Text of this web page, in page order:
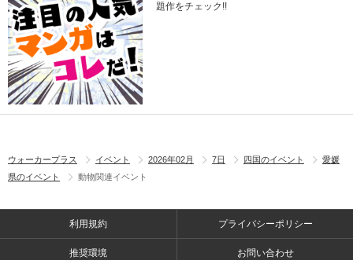
題作をチェック!!
ウォーカープラス イベント 2026年02月 7日 四国のイベント
愛媛
県のイベント
動物関連イベント
利用規約 プライバシーポリシー
推奨環境 お問い合わせ